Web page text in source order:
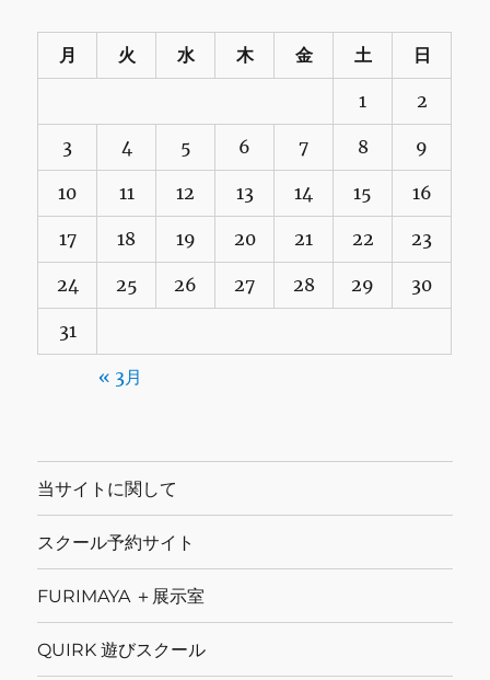
月 火 水 木 金 土 日
1 2
3 4 5 6 7 8 9
10 11 12 13 14 15 16
17 18 19 20 21 22 23
24 25 26 27 28 29 30
31
« 3月
当サイトに関して
スクール予約サイト
FURIMAYA ＋展示室
QUIRK 遊びスクール